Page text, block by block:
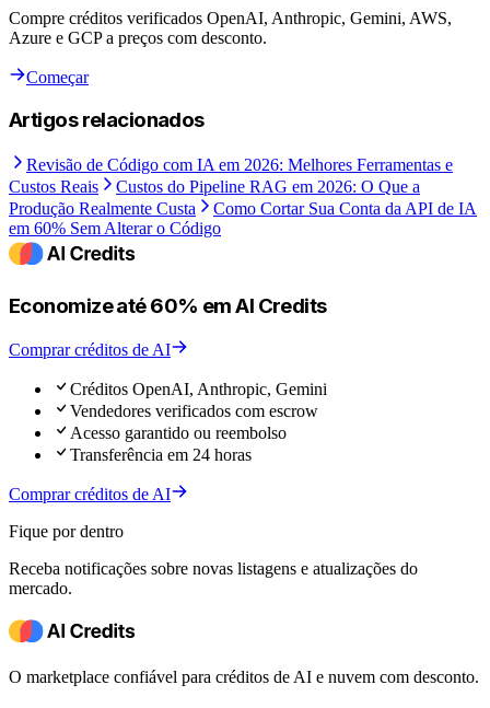
Compre créditos verificados OpenAI, Anthropic, Gemini, AWS,
Azure e GCP a preços com desconto.
Começar
Artigos relacionados
Revisão de Código com IA em 2026: Melhores Ferramentas e
Custos Reais
Custos do Pipeline RAG em 2026: O Que a
Produção Realmente Custa
Como Cortar Sua Conta da API de IA
em 60% Sem Alterar o Código
Economize até 60% em AI Credits
Comprar créditos de AI
Créditos OpenAI, Anthropic, Gemini
Vendedores verificados com escrow
Acesso garantido ou reembolso
Transferência em 24 horas
Comprar créditos de AI
Fique por dentro
Receba notificações sobre novas listagens e atualizações do
mercado.
O marketplace confiável para créditos de AI e nuvem com desconto.